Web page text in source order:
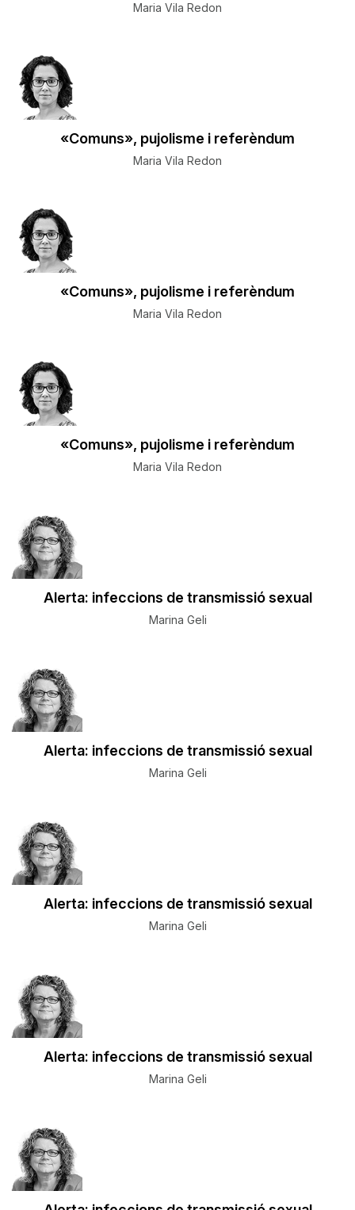
Maria Vila Redon
«Comuns», pujolisme i referèndum
Maria Vila Redon
«Comuns», pujolisme i referèndum
Maria Vila Redon
«Comuns», pujolisme i referèndum
Maria Vila Redon
Alerta: infeccions de transmissió sexual
Marina Geli
Alerta: infeccions de transmissió sexual
Marina Geli
Alerta: infeccions de transmissió sexual
Marina Geli
Alerta: infeccions de transmissió sexual
Marina Geli